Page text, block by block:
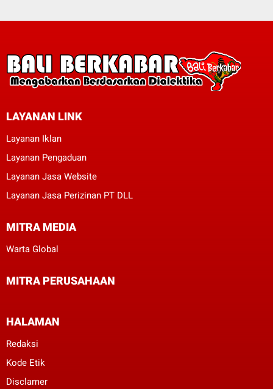
LAYANAN LINK
Layanan Iklan
Layanan Pengaduan
Layanan Jasa Website
Layanan Jasa Perizinan PT DLL
MITRA MEDIA
Warta Global
MITRA PERUSAHAAN
HALAMAN
Redaksi
Kode Etik
Disclamer